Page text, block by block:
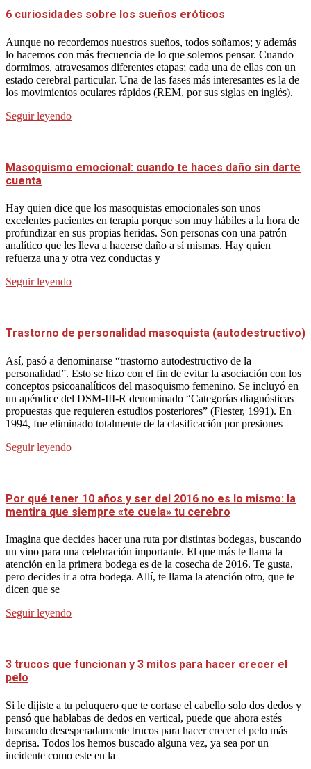
6 curiosidades sobre los sueños eróticos
Aunque no recordemos nuestros sueños, todos soñamos; y además
lo hacemos con más frecuencia de lo que solemos pensar. Cuando
dormimos, atravesamos diferentes etapas; cada una de ellas con un
estado cerebral particular. Una de las fases más interesantes es la de
los movimientos oculares rápidos (REM, por sus siglas en inglés).
Seguir leyendo
Masoquismo emocional: cuando te haces daño sin darte
cuenta
Hay quien dice que los masoquistas emocionales son unos
excelentes pacientes en terapia porque son muy hábiles a la hora de
profundizar en sus propias heridas. Son personas con una patrón
analítico que les lleva a hacerse daño a sí mismas. Hay quien
refuerza una y otra vez conductas y
Seguir leyendo
Trastorno de personalidad masoquista (autodestructivo)
Así, pasó a denominarse “trastorno autodestructivo de la
personalidad”. Esto se hizo con el fin de evitar la asociación con los
conceptos psicoanalíticos del masoquismo femenino. Se incluyó en
un apéndice del DSM-III-R denominado “Categorías diagnósticas
propuestas que requieren estudios posteriores” (Fiester, 1991). En
1994, fue eliminado totalmente de la clasificación por presiones
Seguir leyendo
Por qué tener 10 años y ser del 2016 no es lo mismo: la
mentira que siempre «te cuela» tu cerebro
Imagina que decides hacer una ruta por distintas bodegas, buscando
un vino para una celebración importante. El que más te llama la
atención en la primera bodega es de la cosecha de 2016. Te gusta,
pero decides ir a otra bodega. Allí, te llama la atención otro, que te
dicen que se
Seguir leyendo
3 trucos que funcionan y 3 mitos para hacer crecer el
pelo
Si le dijiste a tu peluquero que te cortase el cabello solo dos dedos y
pensó que hablabas de dedos en vertical, puede que ahora estés
buscando desesperadamente trucos para hacer crecer el pelo más
deprisa. Todos los hemos buscado alguna vez, ya sea por un
incidente como este en la